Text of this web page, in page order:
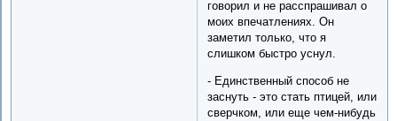
говорил и не расспрашивал о
моих впечатлениях. Он
заметил только, что я
слишком быстро уснул.
- Единственный способ не
заснуть - это стать птицей, или
сверчком, или еще чем-нибудь